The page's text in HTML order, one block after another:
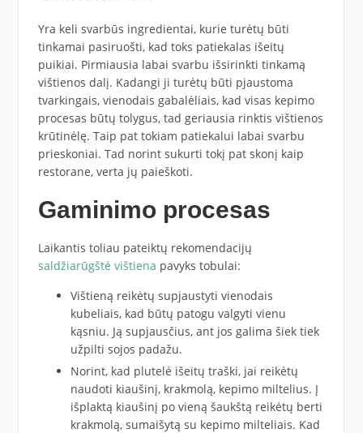
Yra keli svarbūs ingredientai, kurie turėtų būti
tinkamai pasiruošti, kad toks patiekalas išeitų
puikiai. Pirmiausia labai svarbu išsirinkti tinkamą
vištienos dalį. Kadangi ji turėtų būti pjaustoma
tvarkingais, vienodais gabalėliais, kad visas kepimo
procesas būtų tolygus, tad geriausia rinktis vištienos
krūtinėlę. Taip pat tokiam patiekalui labai svarbu
prieskoniai. Tad norint sukurti tokį pat skonį kaip
restorane, verta jų paieškoti.
Gaminimo procesas
Laikantis toliau pateiktų rekomendacijų
saldžiarūgštė vištiena pavyks tobulai:
Vištieną reikėtų supjaustyti vienodais
kubeliais, kad būtų patogu valgyti vienu
kąsniu. Ją supjausčius, ant jos galima šiek tiek
užpilti sojos padažu.
Norint, kad plutelė išeitų traški, jai reikėtų
naudoti kiaušinį, krakmolą, kepimo miltelius. Į
išplaktą kiaušinį po vieną šaukštą reikėtų berti
krakmolą, sumaišytą su kepimo milteliais. Kad